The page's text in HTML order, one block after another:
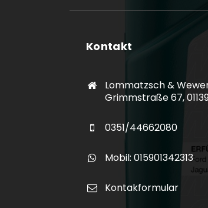
Kontakt
Lommatzsch &
Grimmstraße 67,
0351/44662080
Mobil: 015901342313
Kontakformular